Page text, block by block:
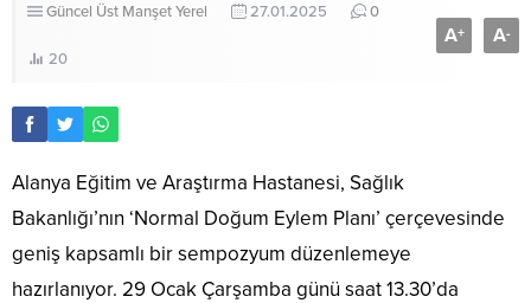
Güncel Üst ManşetYerel 27.01.2025 0
20
A+ A-
Alanya Eğitim ve Araştırma Hastanesi, Sağlık
Bakanlığı’nın ‘Normal Doğum Eylem Planı’ çerçevesinde
geniş kapsamlı bir sempozyum düzenlemeye
hazırlanıyor. 29 Ocak Çarşamba günü saat 13.30’da